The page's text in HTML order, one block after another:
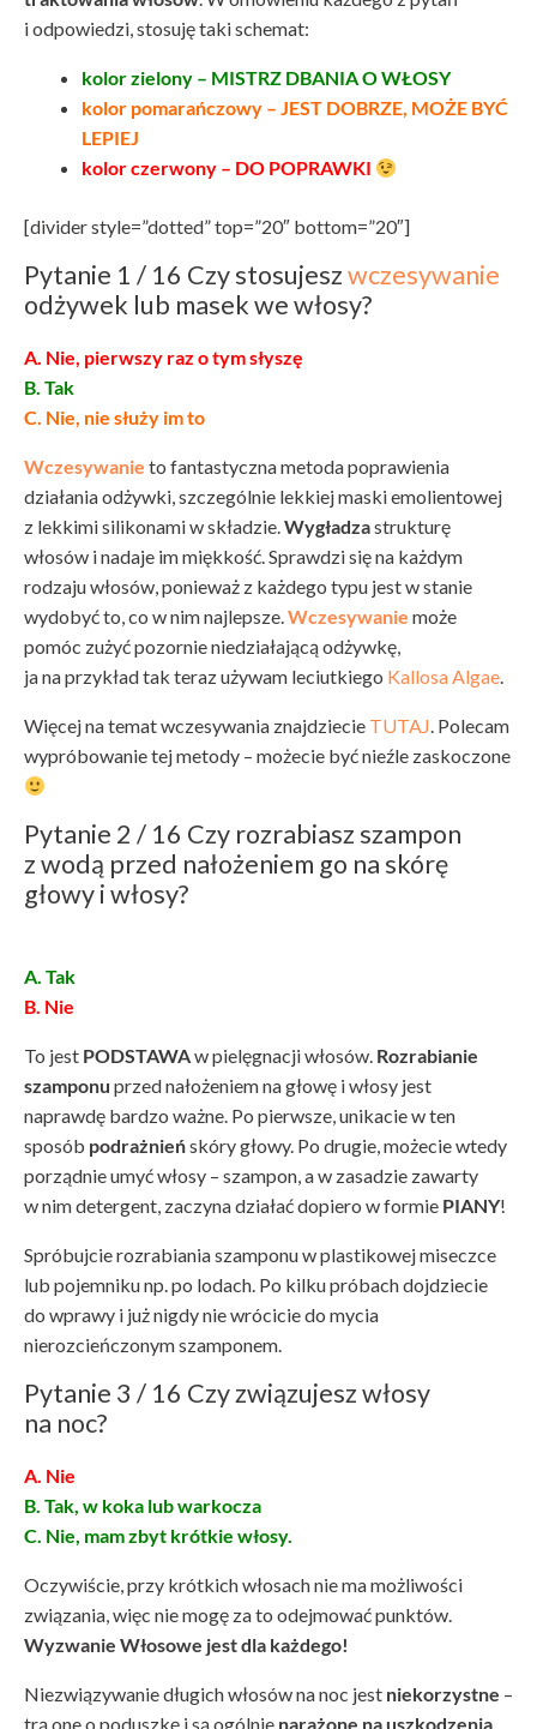
i odpowiedzi, stosuję taki schemat:
kolor zielony – MISTRZ DBANIA O WŁOSY
kolor pomarańczowy – JEST DOBRZE, MOŻE BYĆ
LEPIEJ
kolor czerwony – DO POPRAWKI
[divider style=”dotted” top=”20″ bottom=”20″]
Pytanie 1 / 16 Czy stosujeszwczesywanie
odżywek lub masek we włosy?
A. Nie, pierwszy raz o tym słyszę
B. Tak
C. Nie, nie służy im to
Wczesywanie to fantastyczna metoda poprawienia
działania odżywki, szczególnie lekkiej maski emolientowej
z lekkimi silikonami w składzie.Wygładzastrukturę
włosów i nadaje im miękkość. Sprawdzi się na każdym
rodzaju włosów, ponieważ z każdego typu jest w stanie
wydobyć to, co w nim najlepsze.Wczesywanie może
pomóc zużyć pozornie niedziałającą odżywkę,
ja na przykład tak teraz używam leciutkiego Kallosa Algae.
Więcej na temat wczesywania znajdziecie TUTAJ. Polecam
wypróbowanie tej metody – możecie być nieźle zaskoczone
Pytanie 2 / 16 Czy rozrabiasz szampon
z wodą przed nałożeniem go na skórę
głowy i włosy?
A. Tak
B. Nie
To jest PODSTAWAw pielęgnacji włosów. Rozrabianie
szamponu przed nałożeniem na głowę i włosy jest
naprawdę bardzo ważne. Po pierwsze, unikacie w ten
sposób podrażnieńskóry głowy. Po drugie, możecie wtedy
porządnie umyć włosy – szampon, a w zasadzie zawarty
w nim detergent, zaczyna działać dopiero w formie PIANY!
Spróbujcie rozrabiania szamponu w plastikowej miseczce
lub pojemniku np. po lodach. Po kilku próbach dojdziecie
do wprawy i już nigdy nie wrócicie do mycia
nierozcieńczonym szamponem.
Pytanie 3 / 16 Czy związujesz włosy
na noc?
A. Nie
B. Tak, w koka lub warkocza
C. Nie, mam zbyt krótkie włosy.
Oczywiście, przy krótkich włosach nie ma możliwości
związania, więc nie mogę za to odejmować punktów.
Wyzwanie Włosowe jest dla każdego!
Niezwiązywanie długich włosów na noc jest niekorzystne –
trą one o poduszkę i są ogólnie narażone na uszkodzenia